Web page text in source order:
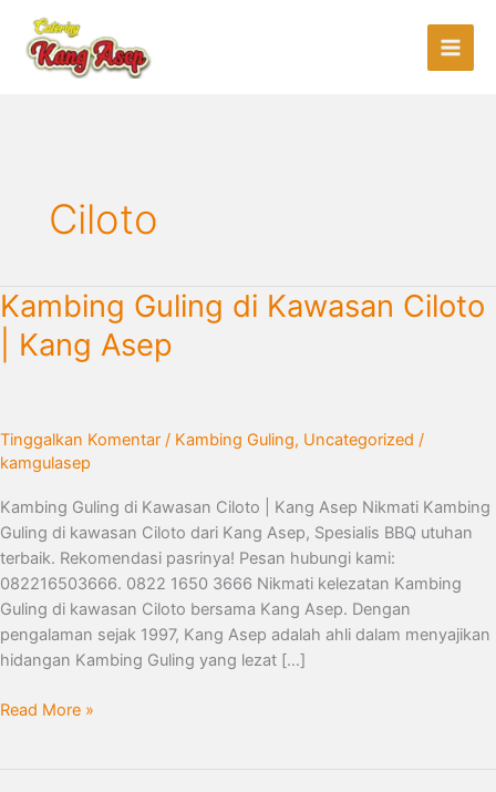
konten
Ciloto
Kambing Guling di Kawasan Ciloto
| Kang Asep
Tinggalkan Komentar / Kambing Guling, Uncategorized /
kamgulasep
Kambing Guling di Kawasan Ciloto | Kang Asep Nikmati Kambing
Guling di kawasan Ciloto dari Kang Asep, Spesialis BBQ utuhan
terbaik. Rekomendasi pasrinya! Pesan hubungi kami:
082216503666. 0822 1650 3666 Nikmati kelezatan Kambing
Guling di kawasan Ciloto bersama Kang Asep. Dengan
pengalaman sejak 1997, Kang Asep adalah ahli dalam menyajikan
hidangan Kambing Guling yang lezat […]
Kambing
Guling
Kang
Asep
Read More »